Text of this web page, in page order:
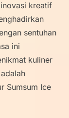
kreatif
sentuhan
ini
kuliner
Sumsum Ice